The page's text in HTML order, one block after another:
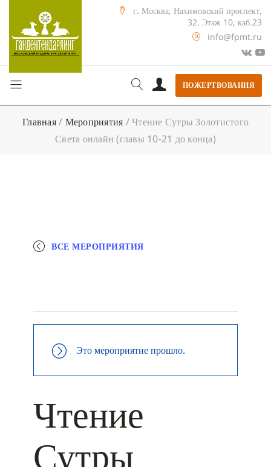
г. Москва, Нахимовский проспект,
32. Этаж 10, каб.23
info@fpmt.ru
ПОЖЕРТВОВАНИЯ
Главная/ Мероприятия /Чтение Сутры Золотистого
Света онлайн (главы 10-21 до конца)
ВСЕ МЕРОПРИЯТИЯ
Это мероприятие прошло.
Чтение
Сутры